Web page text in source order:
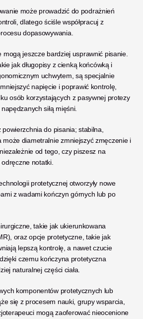
może prowadzić do podrażnień
dlatego ściśle współpracuj z
dopasowywania.
mogą jeszcze bardziej usprawnić pisanie.
jak długopisy z cienką końcówką i
uchwytem, są specjalnie
napięcie i poprawić kontrolę,
osób korzystających z pasywnej protezy
siłą mięśni.
do pisania; stabilna,
może diametralnie zmniejszyć zmęczenie i
od tego, czy piszesz na
notatki.
protetycznej otworzyły nowe
z wadami kończyn górnych lub po
takie jak ukierunkowana
oraz opcje protetyczne, takie jak
lepszą kontrolę, a nawet czucie
czemu kończyna protetyczna
naturalnej części ciała.
komponentów protetycznych lub
się z procesem nauki, grupy wsparcia,
mogą zaoferować nieocenione